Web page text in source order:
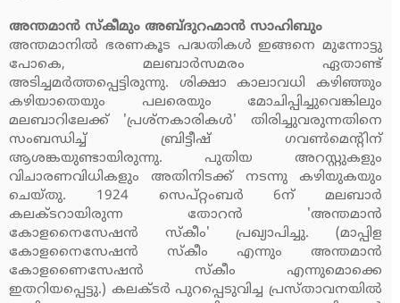
അന്തമാന്‍ സ്‌കീമും അബ്ദുറഹ്മാന്‍ സാഹിബും
അന്തമാനില്‍ ഭരണകൂട പദ്ധതികള്‍ ഇങ്ങനെ മുന്നോട്ടു
പോകെ, മലബാര്‍സമരം ഏതാണ്ട്
അടിച്ചമര്‍ത്തപ്പെട്ടിരുന്നു. ശിക്ഷാ കാലാവധി കഴിഞ്ഞും
കഴിയാതെയും പലരെയും മോചിപ്പിച്ചുവെങ്കിലും
മലബാറിലേക്ക് 'പ്രശ്‌നകാരികള്‍' തിരിച്ചുവരുന്നതിനെ
സംബന്ധിച്ച് ബ്രിട്ടീഷ് ഗവണ്‍മെന്റിന്
ആശങ്കയുണ്ടായിരുന്നു. പുതിയ അറസ്റ്റുകളും
വിചാരണവിധികളും അതിനിടക്ക് നടന്നു കഴിയുകയും
ചെയ്തു. 1924 സെപ്റ്റംബര്‍ 6ന് മലബാര്‍
കലക്ടറായിരുന്ന തോറന്‍ 'അന്തമാന്‍
കോളനൈസേഷന്‍ സ്‌കീം' പ്രഖ്യാപിച്ചു. (മാപ്പിള
കോളനൈസേഷന്‍ സ്‌കീം എന്നും അന്തമാന്‍
കോളണൈസേഷന്‍ സ്‌കീം എന്നുമൊക്കെ
ഇതറിയപ്പെട്ടു.) കലക്ടര്‍ പുറപ്പെടുവിച്ച പ്രസ്താവനയില്‍